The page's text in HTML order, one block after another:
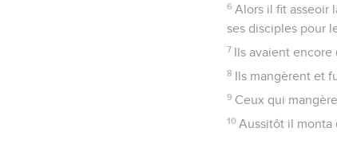
6 Alors il fit asseoir
ses disciples pour
7 Ils avaient encore
8 Ils mangèrent et
9 Ceux qui
10 Aussitôt il monta